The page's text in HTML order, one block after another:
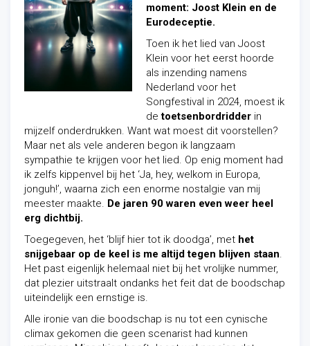
moment: Joost Klein en de
Eurodeceptie.
Toen ik het lied van Joost
Klein voor het eerst hoorde
als inzending namens
Nederland voor het
Songfestival in 2024, moest ik
detoetsenbordridder in
mijzelf onderdrukken. Want wat moest dit voorstellen?
Maar net als vele anderen begon ik langzaam
sympathie te krijgen voor het lied. Op enig moment had
ik zelfs kippenvel bij het ‘Ja, hey, welkom in Europa,
jonguh!’, waarna zich een enorme nostalgie van mij
meester maakte. De jaren 90 waren even weer heel
erg dichtbij.
Toegegeven, het ‘blijf hier tot ik doodga’, met het
snijgebaar op de keel is me altijd tegen blijven staan.
Het past eigenlijk helemaal niet bij het vrolijke nummer,
dat plezier uitstraalt ondanks het feit dat de boodschap
uiteindelijk een ernstige is.
Alle ironie van die boodschap is nu tot een cynische
climax gekomen die geen scenarist had kunnen